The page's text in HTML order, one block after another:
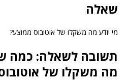
שאלה
מי יודע מה משקלו של אוטובוס ממוצע?
תשובה לשאלה: כמה
מה משקלו של